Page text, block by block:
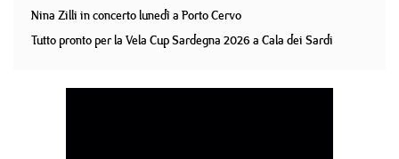
Nina Zilli in concerto lunedì a Porto Cervo
Tutto pronto per la Vela Cup Sardegna 2026 a Cala dei Sardi